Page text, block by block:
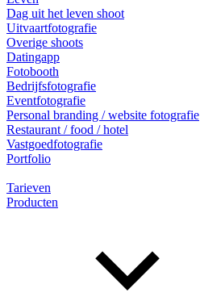
Dag uit het leven shoot
Uitvaartfotografie
Overige shoots
Datingapp
Fotobooth
Bedrijfsfotografie
Eventfotografie
Personal branding / website fotografie
Restaurant / food / hotel
Vastgoedfotografie
Portfolio
Tarieven
Producten